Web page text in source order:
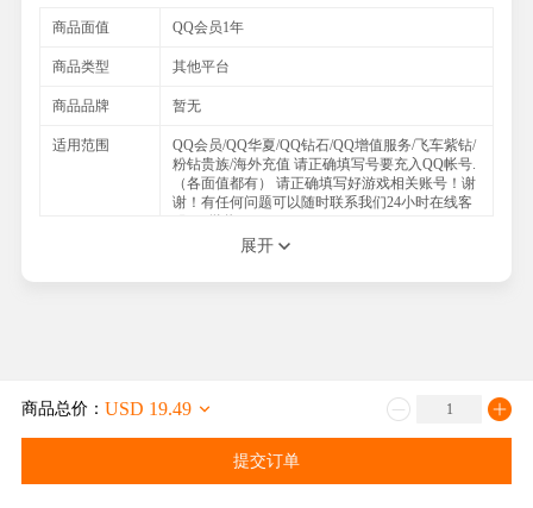
商品面值 QQ会员1年
商品类型 其他平台
商品品牌 暂无
适用范围
QQ会员/QQ华夏/QQ钻石/QQ增值服务/飞车紫钻/
粉钻贵族/海外充值 请正确填写号要充入QQ帐号.
（各面值都有） 请正确填写好游戏相关账号！谢
谢！有任何问题可以随时联系我们24小时在线客
自动充值完成
我们的在线客服，我们必将竭诚为您服务
展开
商品总价： USD 19.49
提交订单